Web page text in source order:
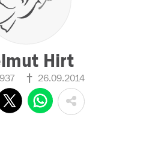
Hirt
26.09.2014